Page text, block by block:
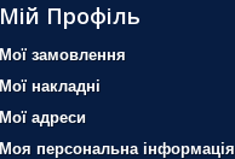
Мій Профіль
Мої замовлення
Мої накладні
Мої адреси
Моя персональна інформація